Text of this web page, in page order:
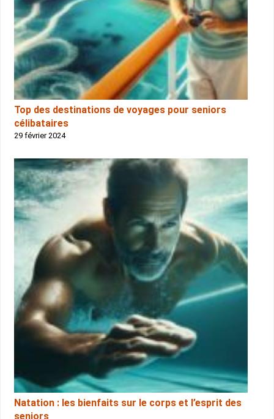
Top des destinations de voyages pour seniors
célibataires
29 février 2024
Natation : les bienfaits sur le corps et l’esprit des
seniors